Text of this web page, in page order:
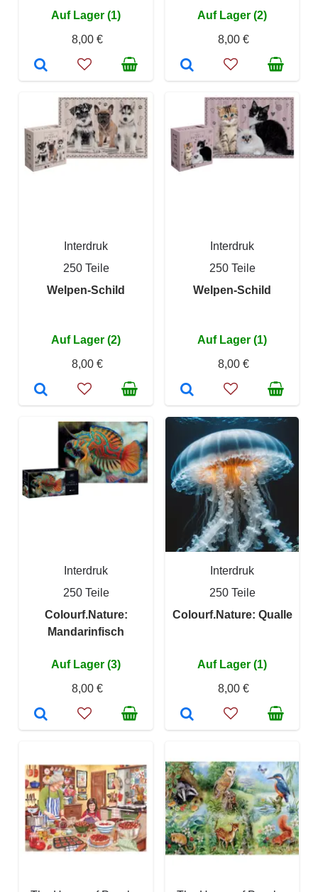
Auf Lager (1)
8,00 €
Auf Lager (2)
8,00 €
Interdruk
250 Teile
Welpen-Schild
Auf Lager (2)
8,00 €
Interdruk
250 Teile
Welpen-Schild
Auf Lager (1)
8,00 €
Interdruk
250 Teile
Colourf.Nature:
Mandarinfisch
Auf Lager (3)
8,00 €
Interdruk
250 Teile
Colourf.Nature: Qualle
Auf Lager (1)
8,00 €